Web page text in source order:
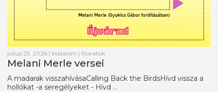
július 25, 2026 | Irodalom | Rovatok
Melani Merle versei
A madarak visszahívásaCalling Back the BirdsHívd vissza a
hollókat -a seregélyeket - Hívd ...